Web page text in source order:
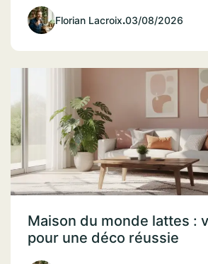
Florian Lacroix.03/08/2026
Maison du monde lattes :
pour une déco réussie